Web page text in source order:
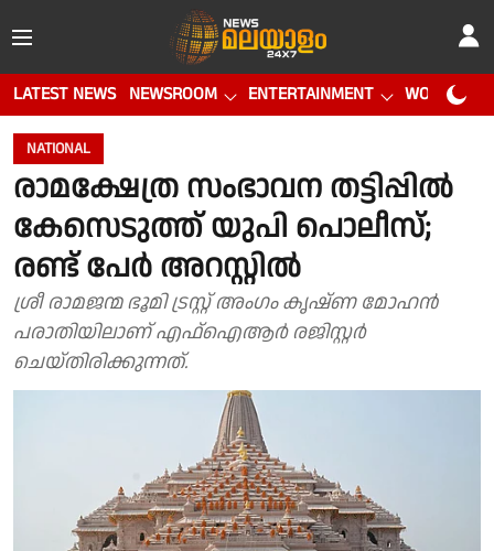
LATEST NEWS NEWSROOM ENTERTAINMENT WORLD CUP
NATIONAL
രാമക്ഷേത്ര സംഭാവന തട്ടിപ്പില്‍
കേസെടുത്ത് യുപി പൊലീസ്;
രണ്ട് പേര്‍ അറസ്റ്റില്‍
ശ്രീ രാമജന്മ ഭൂമി ട്രസ്റ്റ് അംഗം കൃഷ്ണ മോഹന്‍
പരാതിയിലാണ് എഫ്‌ഐആര്‍ രജിസ്റ്റര്‍
ചെയ്തിരിക്കുന്നത്.